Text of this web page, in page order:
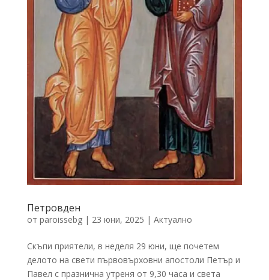
Петровден
от paroissebg| 23 юни, 2025 | Актуално
Скъпи приятели, в неделя 29 юни, ще почетем
делото на свети първовърховни апостоли Петър и
Павел с празнична утреня от 9,30 часа и света